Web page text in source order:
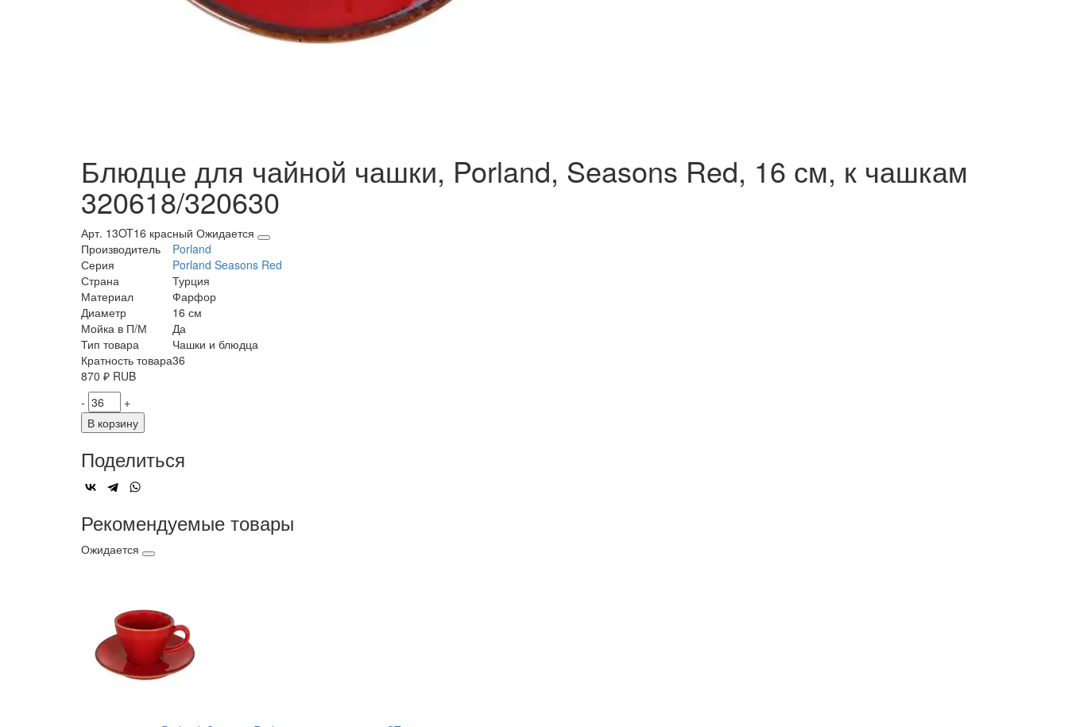
Блюдце для чайной чашки, Porland, Seasons Red, 16 см, к чашкам
320618/320630
Арт. 13OT16 красный Ожидается
Производитель
Porland
Серия
Porland Seasons Red
Страна
Турция
Материал
Фарфор
Диаметр
16 см
Мойка в П/М
Да
Тип товара
Чашки и блюдца
Кратность товара36
870 ₽ RUB
-
+
В корзину
Поделиться
Рекомендуемые товары
Ожидается